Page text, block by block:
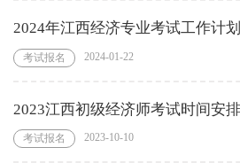
2024年江西经济专业考试工作计
考试报名 2024-01-22
2023江西初级经济师考试时间安
考试报名 2023-10-10